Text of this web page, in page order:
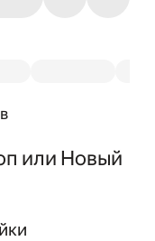
или Новый